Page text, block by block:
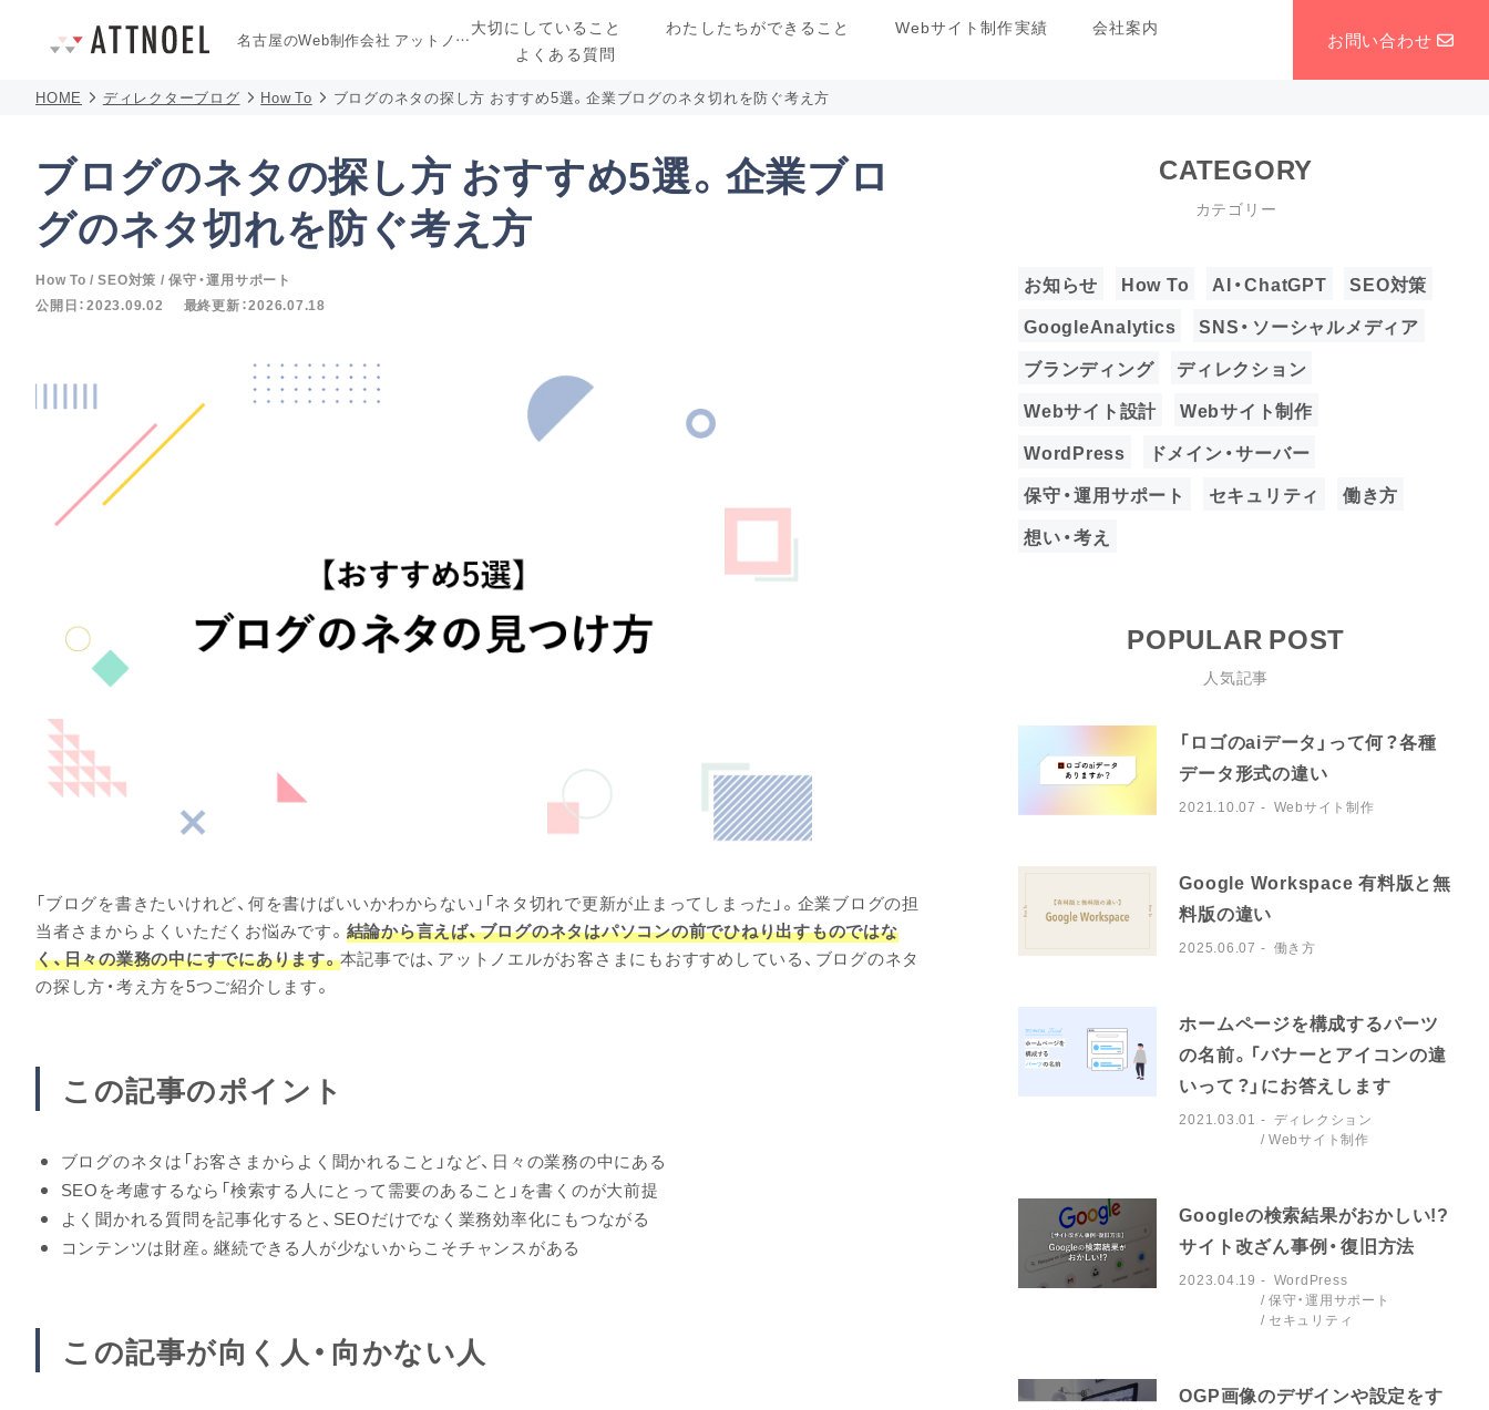
名古屋のWeb制作会社 アットノエル
大切にしていること わたしたちができること Webサイト制作実績
会社案内
よくある質問
お問い合わせ
HOME ディレクターブログ How To ブログのネタの探し方 おすすめ5選。企業ブログのネタ切れを防ぐ考え方
ブログのネタの探し方 おすすめ5選。企業ブロ
グのネタ切れを防ぐ考え方
How To SEO対策
保守・運用サポート
公開日：2023.09.02 最終更新：2026.07.18
「ブログを書きたいけれど、何を書けばいいかわからない」「ネタ切れで更新が止まってしまった」。企業ブログの担
当者さまからよくいただくお悩みです。 結論から言えば、ブログのネタはパソコンの前でひねり出すものではな
く、日々の業務の中にすでにあります。本記事では、アットノエルがお客さまにもおすすめしている、ブログのネタ
の探し方・考え方を5つご紹介します。
この記事のポイント
ブログのネタは「お客さまからよく聞かれること」など、日々の業務の中にある
SEOを考慮するなら「検索する人にとって需要のあること」を書くのが大前提
よく聞かれる質問を記事化すると、SEOだけでなく業務効率化にもつながる
コンテンツは財産。継続できる人が少ないからこそチャンスがある
この記事が向く人・向かない人
CATEGORY
カテゴリー
お知らせ How To AI・ChatGPT
SEO対策
GoogleAnalytics
SNS・ソーシャルメディア
ブランディング
ディレクション
Webサイト設計
Webサイト制作
WordPress
ドメイン・サーバー
保守・運用サポート
セキュリティ
働き方
想い・考え
POPULAR POST
人気記事
「ロゴのaiデータ」って何？各種
データ形式の違い
2021.10.07 Webサイト制作
Google Workspace 有料版と無
料版の違い
2025.06.07 働き方
ホームページを構成するパーツ
の名前。「バナーとアイコンの違
いって？」にお答えします
2021.03.01
ディレクション
Webサイト制作
Googleの検索結果がおかしい!?
サイト改ざん事例・復旧方法
2023.04.19
WordPress
保守・運用サポート
セキュリティ
OGP画像のデザインや設定をす